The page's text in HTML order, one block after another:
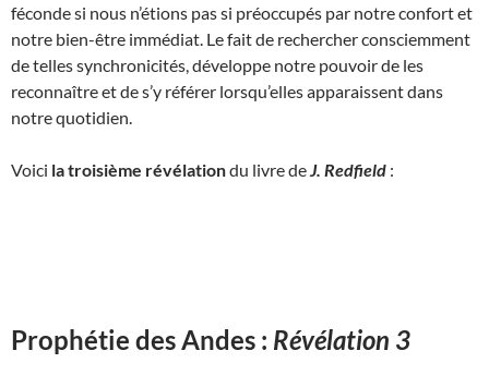
féconde si nous n’étions pas si préoccupés par notre confort et
notre bien-être immédiat. Le fait de rechercher consciemment
de telles synchronicités, développe notre pouvoir de les
reconnaître et de s’y référer lorsqu’elles apparaissent dans
notre quotidien.
Voici la troisième révélationdu livre de J. Redfield :
Prophétie des Andes : Révélation 3